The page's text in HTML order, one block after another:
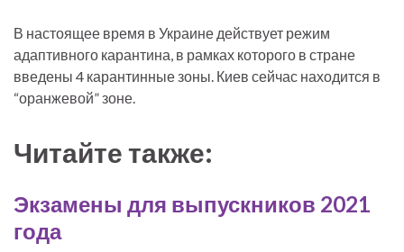
В настоящее время в Украине действует режим
адаптивного карантина, в рамках которого в стране
введены 4 карантинные зоны. Киев сейчас находится в
“оранжевой” зоне.
Читайте также:
Экзамены для выпускников 2021
года